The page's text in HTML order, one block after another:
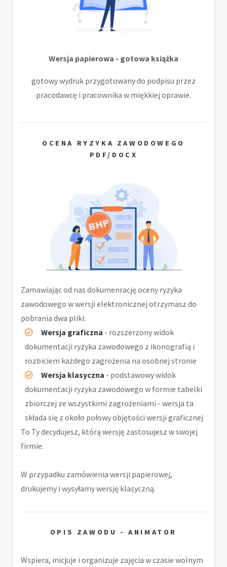
Wersja papierowa - gotowa książka
gotowy wydruk przygotowany do podpisu przez
pracodawcę i pracownika w miękkiej oprawie.
OCENA RYZYKA ZAWODOWEGO
PDF/DOCX
Zamawiając od nas dokumenrację oceny ryzyka
zawodowego w wersji elektronicznej otrzymasz do
pobrania dwa pliki:
Wersja graficzna - rozszerzony widok
dokumentacji ryzyka zawodowego z ikonografią i
rozbiciem każdego zagrożenia na osobnej stronie
Wersja klasyczna - podstawowy widok
dokumentacji ryzyka zawodowego w formie tabelki
zbiorczej ze wszystkimi zagrożeniami - wersja ta
składa się z około połowy objętości wersji graficznej
To Ty decydujesz, którą wersję zastosujesz w swojej
firmie.
W przypadku zamówienia wersji papierowej,
drukujemy i wysyłamy wersję klasyczną.
OPIS ZAWODU - ANIMATOR
Wspiera, inicjuje i organizuje zajęcia w czasie wolnym